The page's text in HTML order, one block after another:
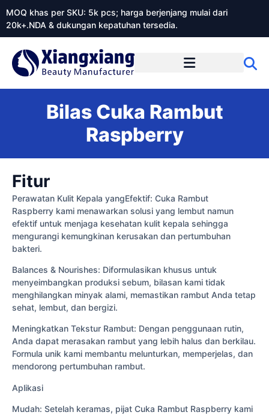
MOQ khas per SKU: 5k pcs; harga berjenjang mulai dari
20k+.NDA & dukungan kepatuhan tersedia.
Bilas Cuka Rambut
Raspberry
Fitur
Perawatan Kulit Kepala yangEfektif: Cuka Rambut
Raspberry kami menawarkan solusi yang lembut namun
efektif untuk menjaga kesehatan kulit kepala sehingga
mengurangi kemungkinan kerusakan dan pertumbuhan
bakteri.
Balances & Nourishes: Diformulasikan khusus untuk
menyeimbangkan produksi sebum, bilasan kami tidak
menghilangkan minyak alami, memastikan rambut Anda tetap
sehat, lembut, dan bergizi.
Meningkatkan Tekstur Rambut: Dengan penggunaan rutin,
Anda dapat merasakan rambut yang lebih halus dan berkilau.
Formula unik kami membantu melunturkan, memperjelas, dan
mendorong pertumbuhan rambut.
Aplikasi
Mudah: Setelah keramas, pijat Cuka Rambut Raspberry kami